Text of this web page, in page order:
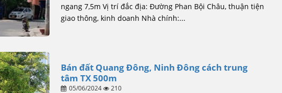
ngang 7,5m Vị trí đắc địa: Đường Phan Bội Châu, thuận tiện
giao thông, kinh doanh Nhà chính:...
Bán đất Quang Đông, Ninh Đông cách trung
tâm TX 500m
05/06/2024 210